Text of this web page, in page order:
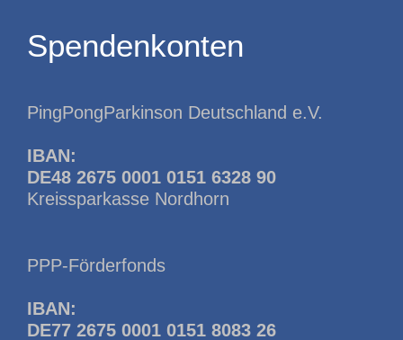
Spendenkonten
PingPongParkinson Deutschland e.V.
IBAN:
DE48 2675 0001 0151 6328 90
Kreissparkasse Nordhorn
PPP-Förderfonds
IBAN:
DE77 2675 0001 0151 8083 26